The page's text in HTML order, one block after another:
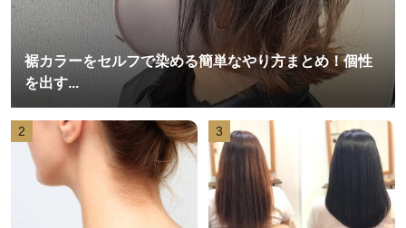
裾カラーをセルフで染める簡単なやり方まとめ！個性
を出す...
2 3